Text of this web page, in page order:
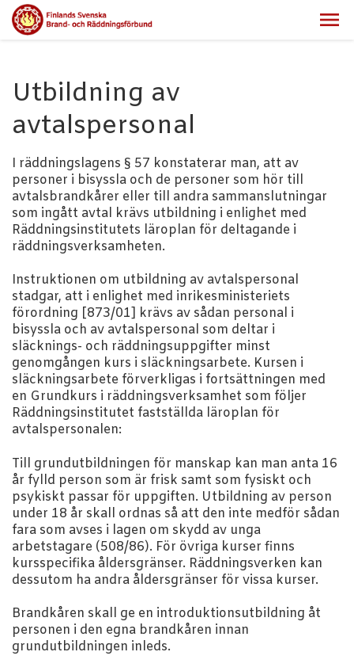
Utbildning av
avtalspersonal
I räddningslagens § 57 konstaterar man, att av
personer i bisyssla och de personer som hör till
avtalsbrandkårer eller till andra sammanslutningar
som ingått avtal krävs utbildning i enlighet med
Räddningsinstitutets läroplan för deltagande i
räddningsverksamheten.
Instruktionen om utbildning av avtalspersonal
stadgar, att i enlighet med inrikesministeriets
förordning [873/01] krävs av sådan personal i
bisyssla och av avtalspersonal som deltar i
släcknings- och räddningsuppgifter minst
genomgången kurs i släckningsarbete. Kursen i
släckningsarbete förverkligas i fortsättningen med
en Grundkurs i räddningsverksamhet som följer
Räddningsinstitutet fastställda läroplan för
avtalspersonalen:
Till grundutbildningen för manskap kan man anta 16
år fylld person som är frisk samt som fysiskt och
psykiskt passar för uppgiften. Utbildning av person
under 18 år skall ordnas så att den inte medför sådan
fara som avses i lagen om skydd av unga
arbetstagare (508/86). För övriga kurser finns
kursspecifika åldersgränser. Räddningsverken kan
dessutom ha andra åldersgränser för vissa kurser.
Brandkåren skall ge en introduktionsutbildning åt
personen i den egna brandkåren innan
grundutbildningen inleds.